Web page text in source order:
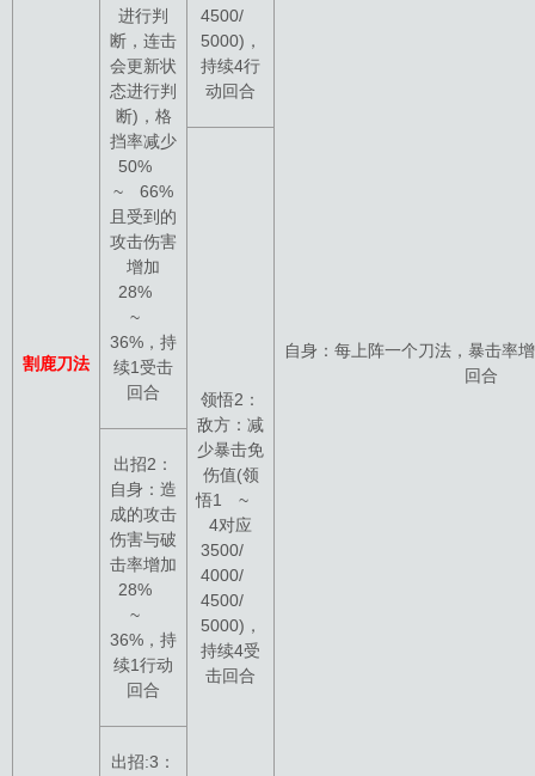
割鹿刀法
进行判
断，连击
会更新状
态进行判
断)，格
挡率减少
50%
~ 66%
且受到的
攻击伤害
增加
28%
~
36%，持
续1受击
回合
4500/
5000)，
持续4行
动回合
自身：每上阵一个刀法，暴击率
回合
领悟2：
敌方：减
少暴击免
伤值(领
悟1 ~
4对应
3500/
4000/
4500/
5000)，
持续4受
击回合
出招2：
自身：造
成的攻击
伤害与破
击率增加
28%
~
36%，持
续1行动
回合
出招:3：